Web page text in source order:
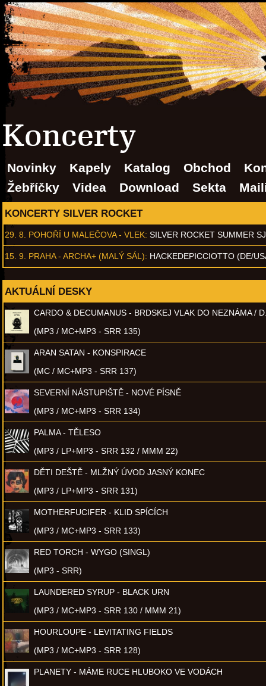
Koncerty
Novinky Kapely Katalog Obchod
Žebříčky
Videa Download Sekta
KONCERTY SILVER ROCKET
29. 8. POHOŘÍ U MALEČOVA - VLEK: SILVER ROCKET SUMMER
15. 9. PRAHA - ARCHA+ (MALÝ SÁL): HACKEDEPICCIOTTO (DE/
AKTUÁLNÍ DESKY
CARDO & DECUMANUS - BRDSKEJ VLAK DO NEZNÁMA /
(MP3 / MC+MP3 - SRR 135)
ARAN SATAN - KONSPIRACE
(MC / MC+MP3 - SRR 137)
SEVERNÍ NÁSTUPIŠTĚ - NOVÉ PÍSNĚ
(MP3 / MC+MP3 - SRR 134)
PALMA - TĚLESO
(MP3 / LP+MP3 - SRR 132 / MMM 22)
DĚTI DEŠTĚ - MLŽNÝ ÚVOD JASNÝ KONEC
(MP3 / LP+MP3 - SRR 131)
MOTHERFUCIFER - KLID SPÍCÍCH
(MP3 / MC+MP3 - SRR 133)
RED TORCH - WYGO (SINGL)
(MP3 - SRR)
LAUNDERED SYRUP - BLACK URN
(MP3 / MC+MP3 - SRR 130 / MMM 21)
HOURLOUPE - LEVITATING FIELDS
(MP3 / MC+MP3 - SRR 128)
PLANETY - MÁME RUCE HLUBOKO VE VODÁCH